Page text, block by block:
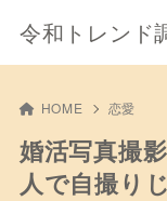
令和トレンド
HOME 恋愛
婚活写真撮
人で自撮り